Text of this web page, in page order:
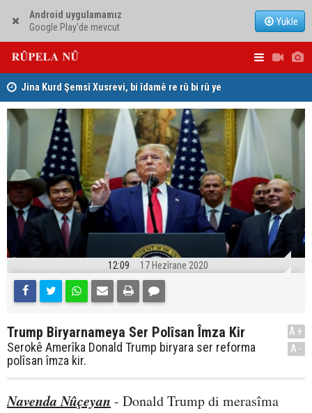
Android uygulamamız
Google Play'de mevcut
Yükle
Jina Kurd Şemsî Xusrevi, bi îdamê re rû bi rû ye
hewldana
12:09 17 Hezîrane 2020
Trump Biryarnameya Ser Polîsan Îmza Kir
Serokê Amerîka Donald Trump biryara ser reforma
polîsan îmza kir.
A+
A-
Navenda Nûçeyan - Donald Trump di merasîma